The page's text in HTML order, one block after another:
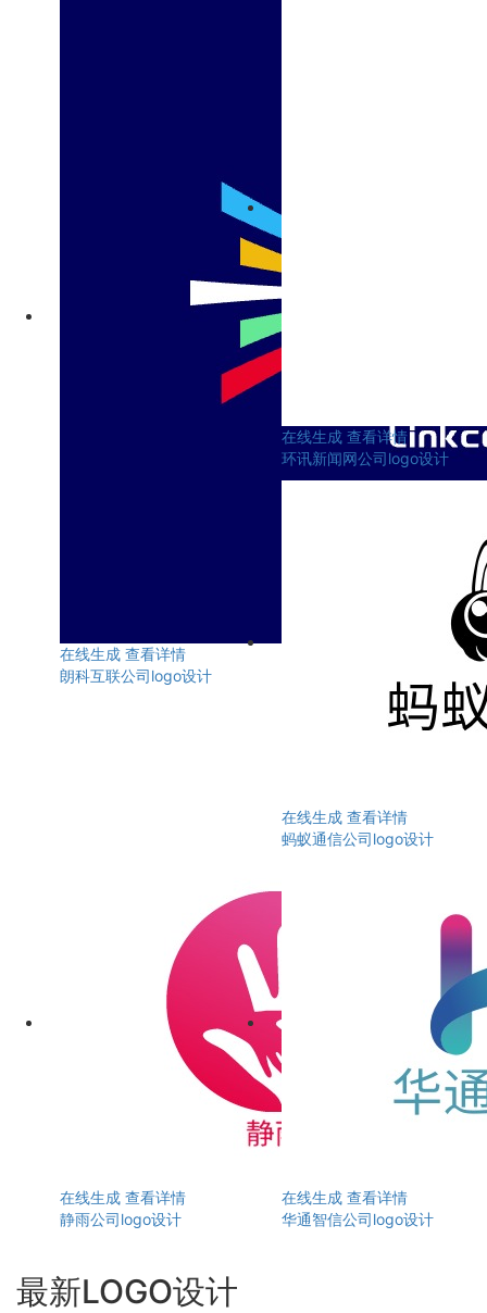
在线生成 查看详情
朗科互联公司logo设计
在线生成 查看详情
环讯新闻网公司logo设计
在线生成 查看详情
蚂蚁通信公司logo设计
在线生成 查看详情
静雨公司logo设计
在线生成 查看详情
华通智信公司logo设计
最新LOGO设计